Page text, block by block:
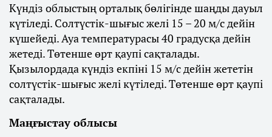
Күндіз облыстың орталық бөлігінде шаңды дауыл
күтіледі. Солтүстік-шығыс желі 15 – 20 м/с дейін
күшейеді. Ауа температурасы 40 градусқа дейін
жетеді. Төтенше өрт қаупі сақталады.
Қызылордада күндіз екпіні 15 м/с дейін жететін
солтүстік-шығыс желі күтіледі. Төтенше өрт қаупі
сақталады.
Маңғыстау облысы